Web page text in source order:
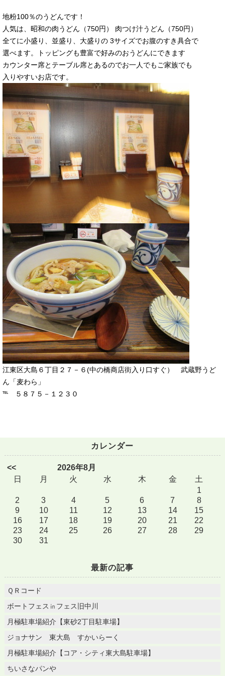
地粉100％のうどんです！
人気は、昭和の肉うどん（750円） 肉つけ汁うどん（750円）
全てに小盛り、並盛り、大盛りの 3サイズでお腹のすき具合で
選べます。トッピングも豊富で好みのおうどんにできます
カウンター席とテーブル席とあるのでお一人でもご家族でも
入りやすいお店です。
江東区大島６丁目２７－６(中の橋商店街入り口すぐ） 武蔵野うど
ん「麦わら」
℡ ５８７５－１２３０
カレンダー
<<
2026年8月
日
月 火 水 木 金
土
1
2
3 4 5 6 7
8
9
10 11 12 13 14
15
16
17 18 19 20 21
22
23
24 25 26 27 28
29
30
31
最新の記事
ＱＲコード
ボートフェス㏌フェス旧中川
月極駐車場紹介【東砂2丁目駐車場】
ジョナサン 東大島 すかいらーく
月極駐車場紹介【コア・シティ東大島駐車場】
ちいさなパンや